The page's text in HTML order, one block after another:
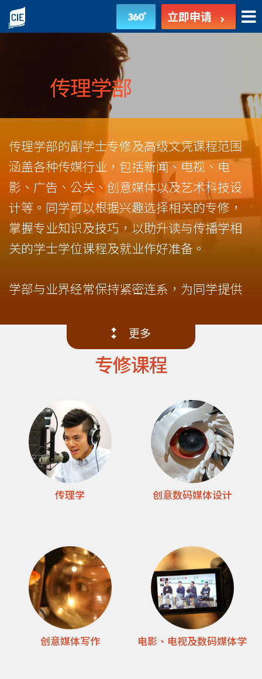
传
理
-
副
学
士
课
程
-
国
立即申请
传理学部
传理学部的副学士专修及高级文凭课程范围
涵盖各种传媒行业，包括新闻、电视、电
影、广告、公关、创意媒体以及艺术科技设
计等。同学可以根据兴趣选择相关的专修，
掌握专业知识及技巧，以助升读与传播学相
关的学士学位课程及就业作好准备。
学部与业界经常保持紧密连系，为同学提供
所学。学部亦着重同学的多元发展，训练同
学成为责任感与批判思考兼备的传媒工作
者，为社会作出贡献。
更多
专修课程
传理学 创意数码媒体设计
创意媒体写作 电影、电视及数码媒体学